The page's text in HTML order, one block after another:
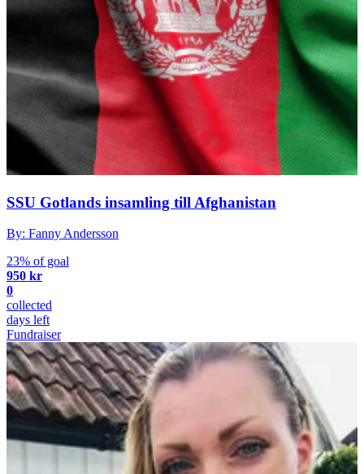
SSU Gotlands insamling till Afghanistan
By: Fanny Andersson
23% of goal
950 kr
0
collected
days left
Fundraiser